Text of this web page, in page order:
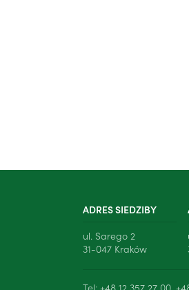
ADRES SIEDZIBY
ul. Sarego 2
31-047 Kraków
Tel: +48 12 357 27 00,